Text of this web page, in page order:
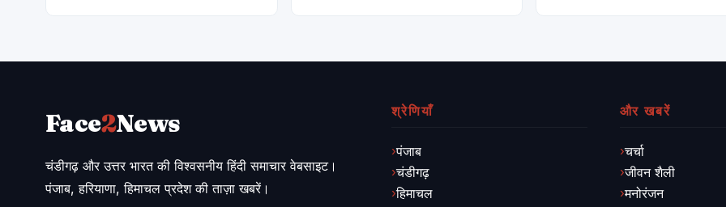
Face2News
चंडीगढ़ और उत्तर भारत की विश्वसनीय हिंदी समाचार वेबसाइट।
पंजाब, हरियाणा, हिमाचल प्रदेश की ताज़ा खबरें।
श्रेणियाँ
पंजाब
चंडीगढ़
हिमाचल
और खबरें
चर्चा
जीवन शैली
मनोरंजन